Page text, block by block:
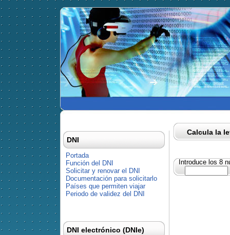
Calcula la
Introduce los 8
DNI
Portada
Función del DNI
Solicitar y renovar el DNI
Documentación para solicitarlo
Países que permiten viajar
Periodo de validez del DNI
DNI electrónico (DNIe)